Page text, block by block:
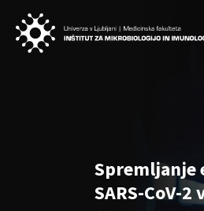
Spremljanje
SARS-CoV-